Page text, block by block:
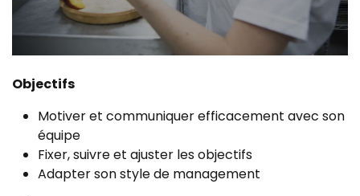
Objectifs
Motiver et communiquer efficacement avec son
équipe
Fixer, suivre et ajuster les objectifs
Adapter son style de management